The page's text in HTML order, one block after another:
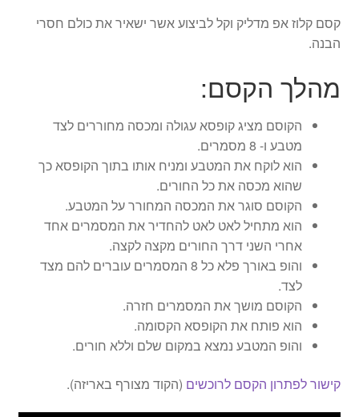
קסם קלוז אפ מדליק וקל לביצוע אשר ישאיר את כולם חסרי
הבנה.
מהלך הקסם:
הקוסם מציג קופסא עגולה ומכסה מחוררים לצד
מטבע ו- 8 מסמרים.
הוא לוקח את המטבע ומניח אותו בתוך הקופסא כך
שהוא מכסה את כל החורים.
הקוסם סוגר את המכסה המחורר על המטבע.
הוא מתחיל לאט לאט להחדיר את המסמרים אחד
אחרי השני דרך החורים מקצה לקצה.
והופ באורך פלא כל 8 המסמרים עוברים להם מצד
לצד.
הקוסם מושך את המסמרים חזרה.
הוא פותח את הקופסא הקסומה.
והופ המטבע נמצא במקום שלם וללא חורים.
קישור לפתרון הקסם לרוכשים (הקוד מצורף באריזה).